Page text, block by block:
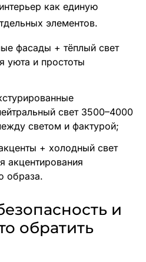
как единую
элементов.
фасады + тёплый свет
уюта и простоты
свет 3500–4000
светом и фактурой;
+ холодный свет
акцентирования
образа.
и
обратить